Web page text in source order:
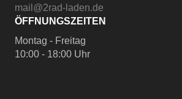
mail@2rad-laden.de
ÖFFNUNGSZEITEN
Montag - Freitag
10:00 - 18:00 Uhr